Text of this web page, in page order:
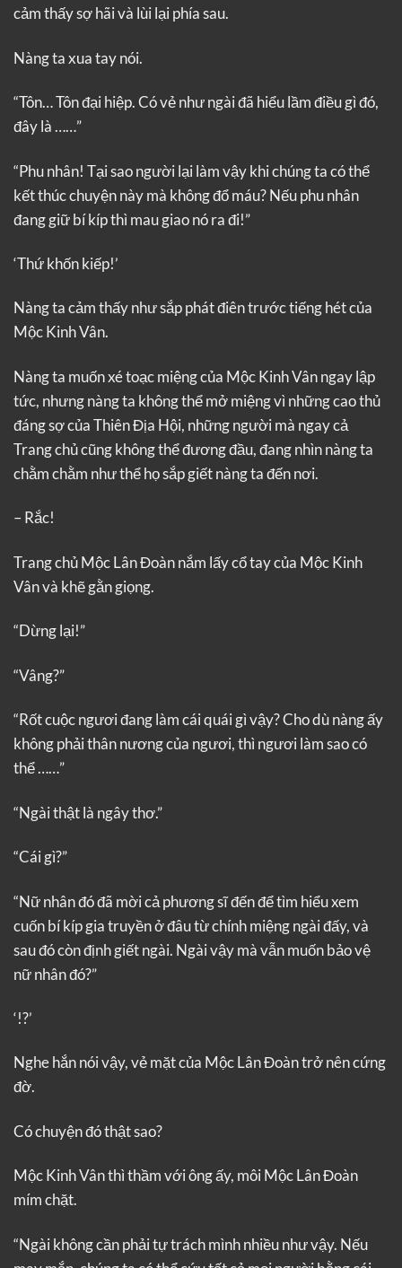
cảm thấy sợ hãi và lùi lại phía sau.
Nàng ta xua tay nói.
“Tôn… Tôn đại hiệp. Có vẻ như ngài đã hiểu lầm điều gì đó,
đây là ……”
“Phu nhân! Tại sao người lại làm vậy khi chúng ta có thể
kết thúc chuyện này mà không đổ máu? Nếu phu nhân
đang giữ bí kíp thì mau giao nó ra đi!”
‘Thứ khốn kiếp!’
Nàng ta cảm thấy như sắp phát điên trước tiếng hét của
Mộc Kinh Vân.
Nàng ta muốn xé toạc miệng của Mộc Kinh Vân ngay lập
tức, nhưng nàng ta không thể mở miệng vì những cao thủ
đáng sợ của Thiên Địa Hội, những người mà ngay cả
Trang chủ cũng không thể đương đầu, đang nhìn nàng ta
chằm chằm như thể họ sắp giết nàng ta đến nơi.
– Rắc!
Trang chủ Mộc Lân Đoàn nắm lấy cổ tay của Mộc Kinh
Vân và khẽ gằn giọng.
“Dừng lại!”
“Vâng?”
“Rốt cuộc ngươi đang làm cái quái gì vậy? Cho dù nàng ấy
không phải thân nương của ngươi, thì ngươi làm sao có
thể ……”
“Ngài thật là ngây thơ.”
“Cái gì?”
“Nữ nhân đó đã mời cả phương sĩ đến để tìm hiểu xem
cuốn bí kíp gia truyền ở đâu từ chính miệng ngài đấy, và
sau đó còn định giết ngài. Ngài vậy mà vẫn muốn bảo vệ
nữ nhân đó?”
‘!?’
Nghe hắn nói vậy, vẻ mặt của Mộc Lân Đoàn trở nên cứng
đờ.
Có chuyện đó thật sao?
Mộc Kinh Vân thì thầm với ông ấy, môi Mộc Lân Đoàn
mím chặt.
“Ngài không cần phải tự trách mình nhiều như vậy. Nếu